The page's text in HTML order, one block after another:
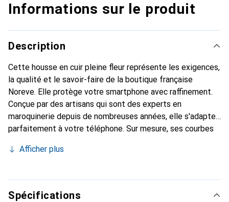
Informations sur le produit
Description
Cette housse en cuir pleine fleur représente les exigences,
la qualité et le savoir-faire de la boutique française
Noreve. Elle protège votre smartphone avec raffinement.
Conçue par des artisans qui sont des experts en
maroquinerie depuis de nombreuses années, elle s'adapte
parfaitement à votre téléphone. Sur mesure, ses courbes
devient un accessoire chic et essentiel de votre
produits de haute qualité, la marque Noreve est un choix
sûr pour une clientèle exigeante.
Afficher plus
Spécifications